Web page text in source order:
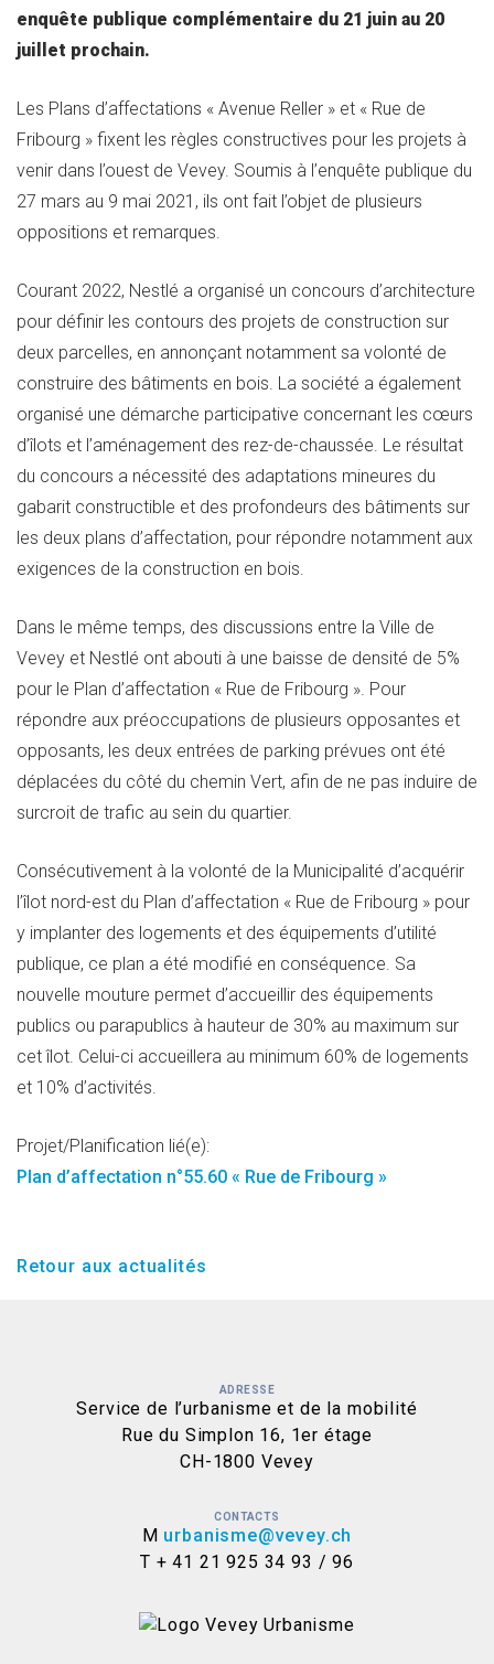
enquête publique complémentaire du 21 juin au 20
juillet prochain.
Les Plans d’affectations « Avenue Reller » et « Rue de
Fribourg » fixent les règles constructives pour les projets à
venir dans l’ouest de Vevey. Soumis à l’enquête publique du
27 mars au 9 mai 2021, ils ont fait l’objet de plusieurs
oppositions et remarques.
Courant 2022, Nestlé a organisé un concours d’architecture
pour définir les contours des projets de construction sur
deux parcelles, en annonçant notamment sa volonté de
construire des bâtiments en bois. La société a également
organisé une démarche participative concernant les cœurs
d’îlots et l’aménagement des rez-de-chaussée. Le résultat
du concours a nécessité des adaptations mineures du
gabarit constructible et des profondeurs des bâtiments sur
les deux plans d’affectation, pour répondre notamment aux
exigences de la construction en bois.
Dans le même temps, des discussions entre la Ville de
Vevey et Nestlé ont abouti à une baisse de densité de 5%
pour le Plan d’affectation « Rue de Fribourg ». Pour
répondre aux préoccupations de plusieurs opposantes et
opposants, les deux entrées de parking prévues ont été
déplacées du côté du chemin Vert, afin de ne pas induire de
surcroit de trafic au sein du quartier.
Consécutivement à la volonté de la Municipalité d’acquérir
l’îlot nord-est du Plan d’affectation « Rue de Fribourg » pour
y implanter des logements et des équipements d’utilité
publique, ce plan a été modifié en conséquence. Sa
nouvelle mouture permet d’accueillir des équipements
publics ou parapublics à hauteur de 30% au maximum sur
cet îlot. Celui-ci accueillera au minimum 60% de logements
et 10% d’activités.
Projet/Planification lié(e):
Plan d’affectation n°55.60 « Rue de Fribourg »
Retour aux actualités
ADRESSE
Service de l’urbanisme et de la mobilité
Rue du Simplon 16, 1er étage
CH-1800 Vevey
CONTACTS
M urbanisme@vevey.ch
T + 41 21 925 34 93 / 96